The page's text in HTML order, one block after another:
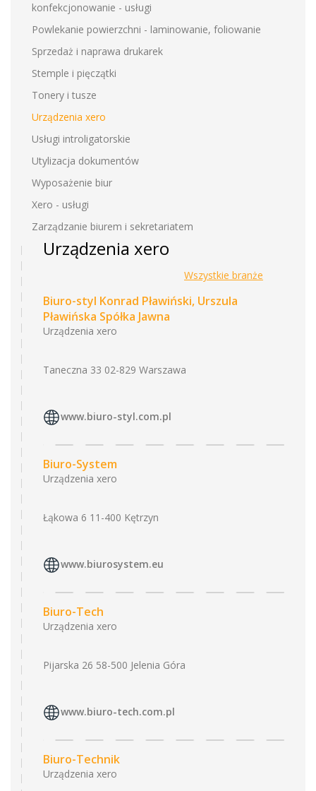
konfekcjonowanie - usługi
Powlekanie powierzchni - laminowanie, foliowanie
Sprzedaż i naprawa drukarek
Stemple i pięczątki
Tonery i tusze
Urządzenia xero
Usługi introligatorskie
Utylizacja dokumentów
Wyposażenie biur
Xero - usługi
Zarządzanie biurem i sekretariatem
Urządzenia xero
Wszystkie branże
Biuro-styl Konrad Pławiński, Urszula
Pławińska Spółka Jawna
Urządzenia xero
Taneczna 33 02-829 Warszawa
www.biuro-styl.com.pl
Biuro-System
Urządzenia xero
Łąkowa 6 11-400 Kętrzyn
www.biurosystem.eu
Biuro-Tech
Urządzenia xero
Pijarska 26 58-500 Jelenia Góra
www.biuro-tech.com.pl
Biuro-Technik
Urządzenia xero